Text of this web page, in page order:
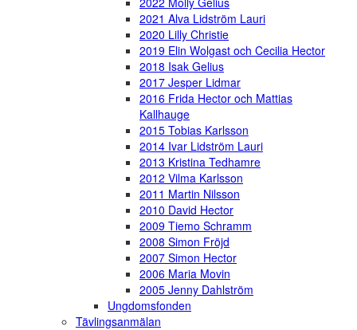
2021 Alva Lidström Lauri
2020 Lilly Christie
2019 Elin Wolgast och Cecilia Hector
2018 Isak Gelius
2017 Jesper Lidmar
2016 Frida Hector och Mattias
Kallhauge
2015 Tobias Karlsson
2014 Ivar Lidström Lauri
2013 Kristina Tedhamre
2012 Vilma Karlsson
2011 Martin Nilsson
2010 David Hector
2009 Tiemo Schramm
2008 Simon Fröjd
2007 Simon Hector
2006 Maria Movin
2005 Jenny Dahlström
Ungdomsfonden
Tävlingsanmälan